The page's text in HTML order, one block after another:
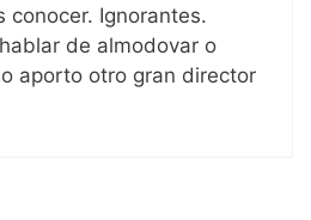
conocer. Ignorantes.
de almodovar o
aporto otro gran director